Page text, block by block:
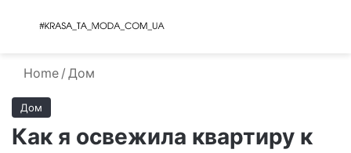
Menu
Home / Дом
Дом
Как я освежила квартиру к